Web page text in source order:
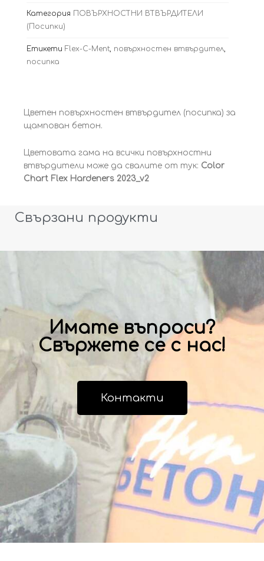
Категория
ПОВЪРХНОСТНИ ВТВЪРДИТЕЛИ
(Посипки)
Етикети Flex-C-Ment, повърхностен втвърдител,
посипка
Цветен повърхностен втвърдител (посипка) за
щампован бетон.
Цветовата гама на всички повърхностни
втвърдители може да свалите от тук: Color
Chart Flex Hardeners 2023_v2
Свързани продукти
Имате въпроси?
Свържете се с нас!
Контакти